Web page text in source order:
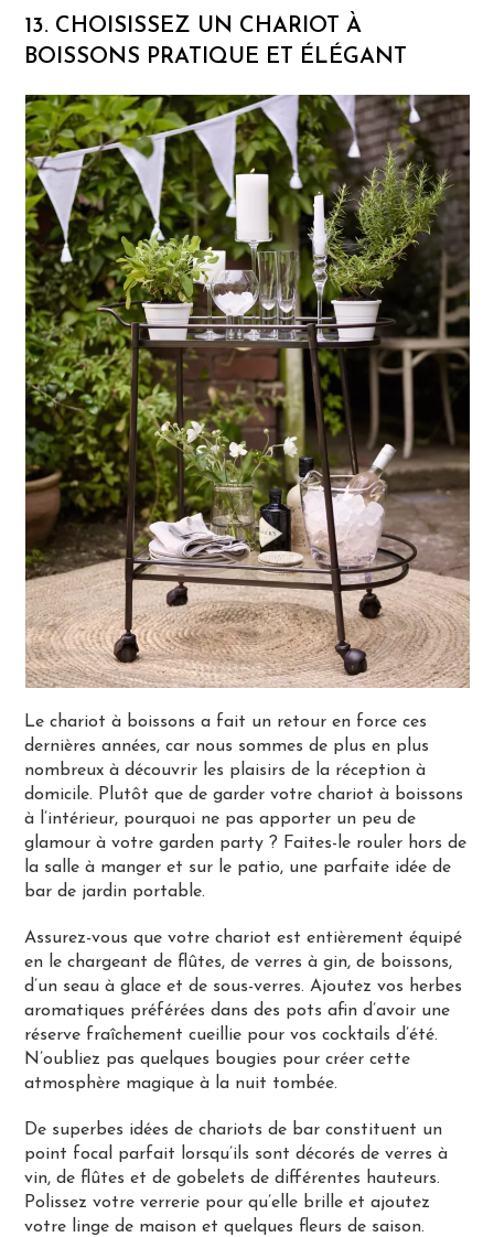
13. CHOISISSEZ UN CHARIOT À
BOISSONS PRATIQUE ET ÉLÉGANT
Le chariot à boissons a fait un retour en force ces
dernières années, car nous sommes de plus en plus
nombreux à découvrir les plaisirs de la réception à
domicile. Plutôt que de garder votre chariot à boissons
à l’intérieur, pourquoi ne pas apporter un peu de
glamour à votre garden party ? Faites-le rouler hors de
la salle à manger et sur le patio, une parfaite idée de
bar de jardin portable.
Assurez-vous que votre chariot est entièrement équipé
en le chargeant de flûtes, de verres à gin, de boissons,
d’un seau à glace et de sous-verres. Ajoutez vos herbes
aromatiques préférées dans des pots afin d’avoir une
réserve fraîchement cueillie pour vos cocktails d’été.
N’oubliez pas quelques bougies pour créer cette
atmosphère magique à la nuit tombée.
De superbes idées de chariots de bar constituent un
point focal parfait lorsqu’ils sont décorés de verres à
vin, de flûtes et de gobelets de différentes hauteurs.
Polissez votre verrerie pour qu’elle brille et ajoutez
votre linge de maison et quelques fleurs de saison.